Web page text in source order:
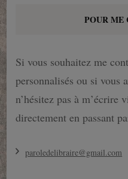
POUR ME
Si vous souhaitez me
personnalisés ou si vous
n’hésitez pas à m’écrire
directement en passant
paroledelibraire@gmail.com